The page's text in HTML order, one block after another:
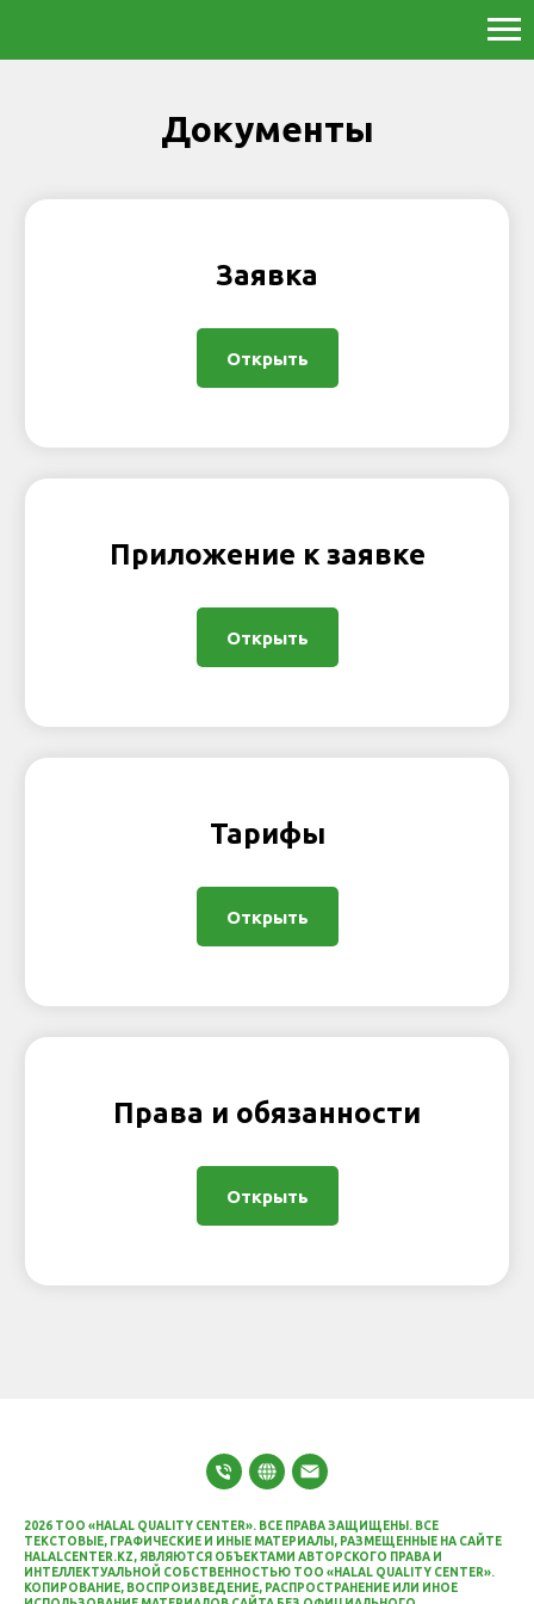
Документы
Заявка
Открыть
Приложение к заявке
Открыть
Тарифы
Открыть
Права и обязанности
Открыть
2026 ТОО «HALAL QUALITY CENTER». ВСЕ ПРАВА ЗАЩИЩЕНЫ. ВСЕ
ТЕКСТОВЫЕ, ГРАФИЧЕСКИЕ И ИНЫЕ МАТЕРИАЛЫ, РАЗМЕЩЕННЫЕ НА САЙТЕ
HALALCENTER.KZ, ЯВЛЯЮТСЯ ОБЪЕКТАМИ АВТОРСКОГО ПРАВА И
ИНТЕЛЛЕКТУАЛЬНОЙ СОБСТВЕННОСТЬЮ ТОО «HALAL QUALITY CENTER».
КОПИРОВАНИЕ, ВОСПРОИЗВЕДЕНИЕ, РАСПРОСТРАНЕНИЕ ИЛИ ИНОЕ